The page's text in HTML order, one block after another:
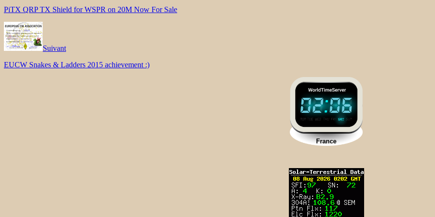
PiTX QRP TX Shield for WSPR on 20M Now For Sale
Suivant
EUCW Snakes & Ladders 2015 achievement :)